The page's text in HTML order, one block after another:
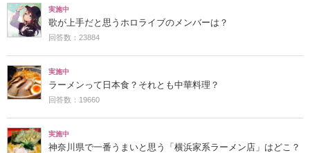
実施中
歌が上手だと思うホロライブのメンバーは？
回答数：23884
実施中
ラーメンって日本食？それとも中華料理？
回答数：19660
実施中
神奈川県で一番うまいと思う「横浜家系ラーメン店」はどこ？